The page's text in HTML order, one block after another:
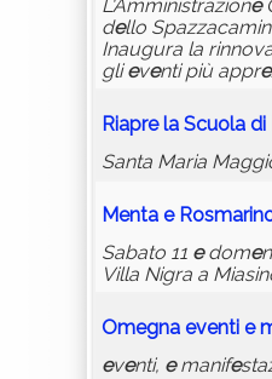
L'Amministrazione
dello
Inaugura la
glieventi più appre
Riaprela Scuola di
Santa Maria
Menta e
Sabato 11 edome
Villa Nigra a
Omegna eventi e
eventi, emanife